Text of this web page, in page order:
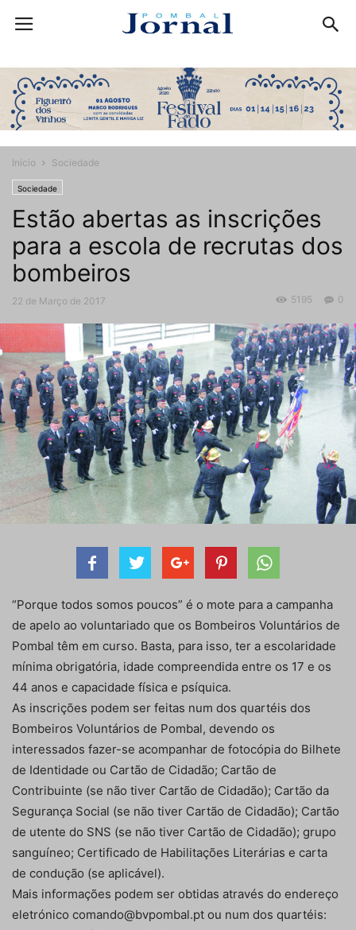
Início Sociedade
Sociedade
Estão abertas as inscrições
para a escola de recrutas dos
bombeiros
22 de Março de 2017 0
5195
“Porque todos somos poucos” é o mote para a campanha
de apelo ao voluntariado que os Bombeiros Voluntários de
Pombal têm em curso. Basta, para isso, ter a escolaridade
mínima obrigatória, idade compreendida entre os 17 e os
44 anos e capacidade física e psíquica.
As inscrições podem ser feitas num dos quartéis dos
Bombeiros Voluntários de Pombal, devendo os
interessados fazer-se acompanhar de fotocópia do Bilhete
de Identidade ou Cartão de Cidadão; Cartão de
Contribuinte (se não tiver Cartão de Cidadão); Cartão da
Segurança Social (se não tiver Cartão de Cidadão); Cartão
de utente do SNS (se não tiver Cartão de Cidadão); grupo
sanguíneo; Certificado de Habilitações Literárias e carta
de condução (se aplicável).
Mais informações podem ser obtidas através do endereço
eletrónico comando@bvpombal.pt ou num dos quartéis: